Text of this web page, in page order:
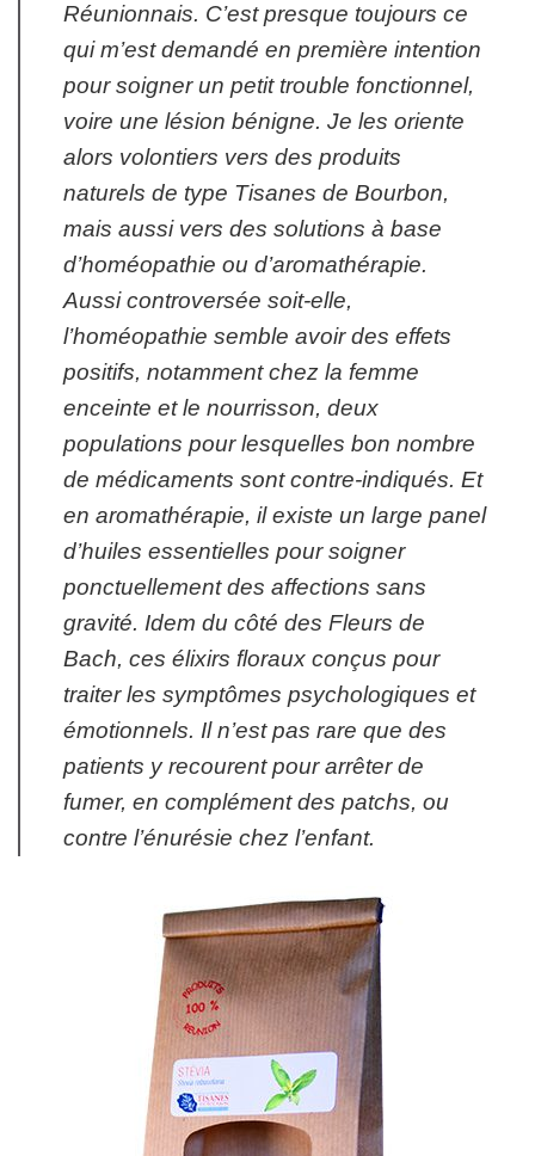
Réunionnais. C’est presque toujours ce
qui m’est demandé en première intention
pour soigner un petit trouble fonctionnel,
voire une lésion bénigne. Je les oriente
alors volontiers vers des produits
naturels de type Tisanes de Bourbon,
mais aussi vers des solutions à base
d’homéopathie ou d’aromathérapie.
Aussi controversée soit-elle,
l’homéopathie semble avoir des effets
positifs, notamment chez la femme
enceinte et le nourrisson, deux
populations pour lesquelles bon nombre
de médicaments sont contre-indiqués. Et
en aromathérapie, il existe un large panel
d’huiles essentielles pour soigner
ponctuellement des affections sans
gravité. Idem du côté des Fleurs de
Bach, ces élixirs floraux conçus pour
traiter les symptômes psychologiques et
émotionnels. Il n’est pas rare que des
patients y recourent pour arrêter de
fumer, en complément des patchs, ou
contre l’énurésie chez l’enfant.